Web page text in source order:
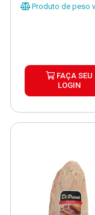
Produto de peso
FAÇA SEU
LOGIN